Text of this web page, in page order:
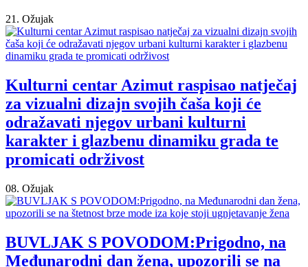
21. Ožujak
Kulturni centar Azimut raspisao natječaj
za vizualni dizajn svojih čaša koji će
odražavati njegov urbani kulturni
karakter i glazbenu dinamiku grada te
promicati održivost
08. Ožujak
BUVLJAK S POVODOM:Prigodno, na
Međunarodni dan žena, upozorili se na